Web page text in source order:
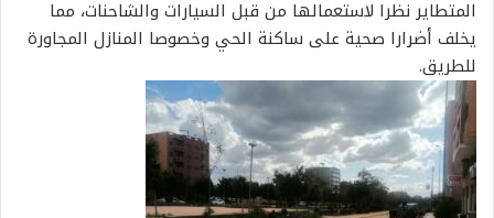
المتطاير نظرا لاستعمالها من قبل السيارات والشاحنات، مما
يخلف أضرارا صحية على ساكنة الحي وخصوصا المنازل المجاورة
للطريق.